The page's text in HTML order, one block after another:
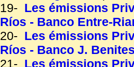
19- Les émissions
Ríos - Banco Entre-
20- Les émissions
Ríos - Banco J.
21- Les émissions